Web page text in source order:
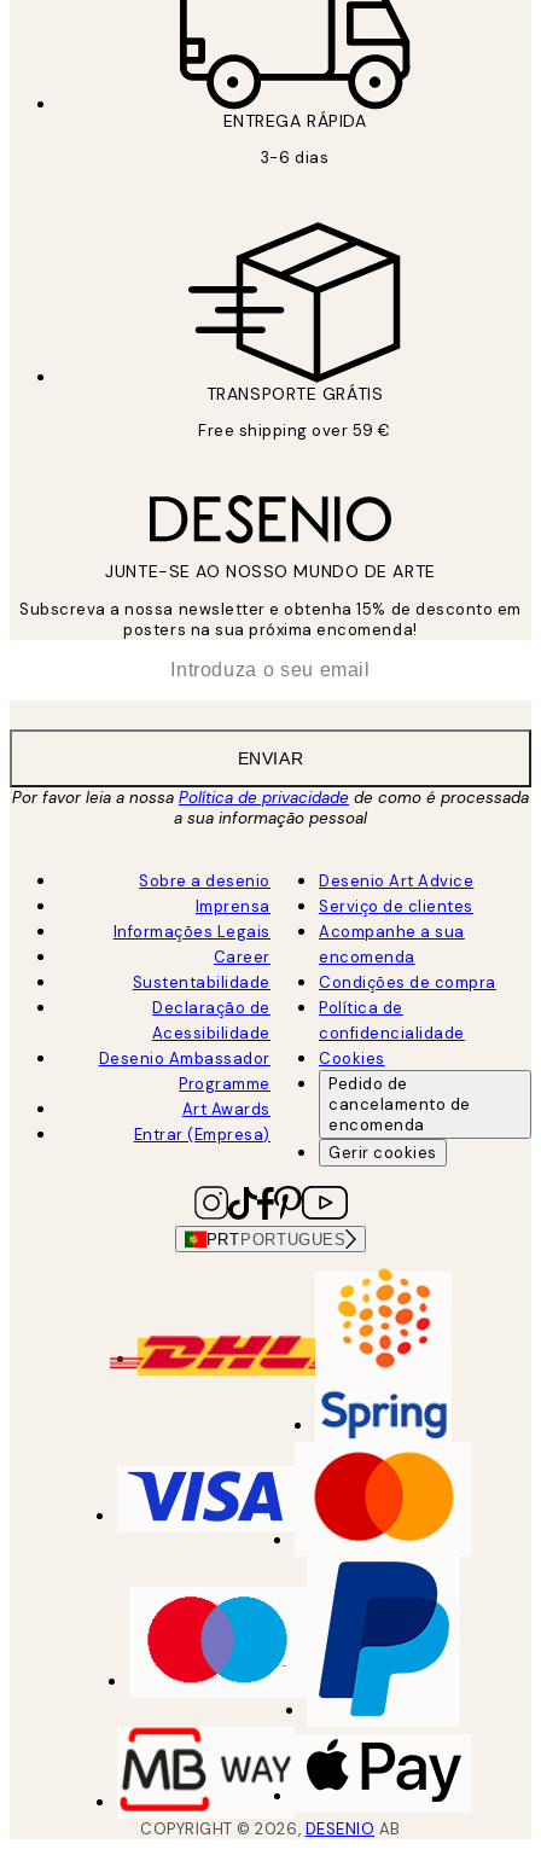
ENTREGA RÁPIDA
3-6 dias
TRANSPORTE GRÁTIS
Free shipping over 59 €
JUNTE-SE AO NOSSO MUNDO DE ARTE
Subscreva a nossa newsletter e obtenha 15% de desconto em
posters na sua próxima encomenda!
ENVIAR
Por favor leia a nossa Política de privacidade de como é processada
a sua informação pessoal
Sobre a desenio
Imprensa
Informações Legais
Career
Sustentabilidade
Declaração de
Acessibilidade
Desenio Ambassador
Programme
Art Awards
Entrar (Empresa)
Desenio Art Advice
Serviço de clientes
Acompanhe a sua
encomenda
Condições de compra
Política de
confidencialidade
Cookies
Pedido de
cancelamento de
encomenda
Gerir cookies
PRT PORTUGUES
COPYRIGHT ©2026, DESENIO AB